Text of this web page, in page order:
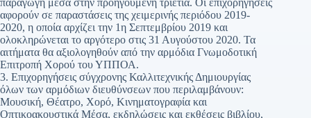
παραγωγή μέσα στην προηγούμενη τριετία. Οι επιχορηγήσεις
αφορούν σε παραστάσεις της χειμερινής περιόδου 2019-
2020, η οποία αρχίζει την 1η Σεπτεμβρίου 2019 και
ολοκληρώνεται το αργότερο στις 31 Αυγούστου 2020. Τα
αιτήματα θα αξιολογηθούν από την αρμόδια Γνωμοδοτική
Επιτροπή Χορού του ΥΠΠΟΑ.
3. Επιχορηγήσεις σύγχρονης Καλλιτεχνικής Δημιουργίας
όλων των αρμόδιων διευθύνσεων που περιλαμβάνουν:
Μουσική, Θέατρο, Χορό, Κινηματογραφία και
Οπτικοακουστικά Μέσα, εκδηλώσεις και εκθέσεις βιβλίου,